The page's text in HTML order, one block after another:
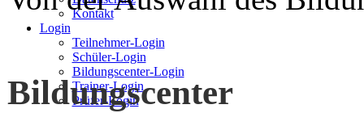
Kontakt
Login
Teilnehmer-Login
Schüler-Login
Bildungscenter-Login
Trainer-Login
Prüfer-Login
Bildungscenter